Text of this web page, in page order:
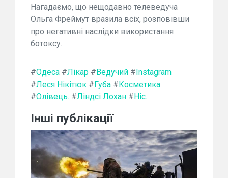
Нагадаємо, що нещодавно телеведуча
Ольга Фреймут вразила всіх, розповівши
про негативні наслідки використання
ботоксу.
#Одеса #Лікар # Ведучий # Instagram
#Леся Нікітюк # Губа # Косметика
#Олівець. #Ліндсі Лохан # Ніс.
Інші публікації